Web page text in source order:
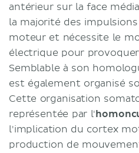
antérieur sur la face
la majorité des
moteur et nécessite le
électrique pour
Semblable à son
est également organisé
Cette organisation
représentée par l'
l'implication du cortex
production de